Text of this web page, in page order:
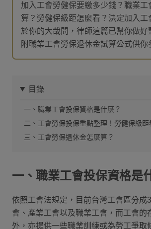
加入工會勞健保要繳多少錢？職業工
算？勞健保級距怎麼看？決定加入工
於你的大哉問，律師這篇已幫你做好
附職業工會勞保退休金試算公式供你
目錄
一、職業工會投保資格是什麼？
二、工會勞保投保重點整理！勞健保級距
三、工會勞保退休金怎麼算？
一、職業工會投保資格是
依照工會法規定，目前台灣工會區分成
會、產業工會以及職業工會，而工會的
外，亦提供一些職業訓練或為勞工爭取